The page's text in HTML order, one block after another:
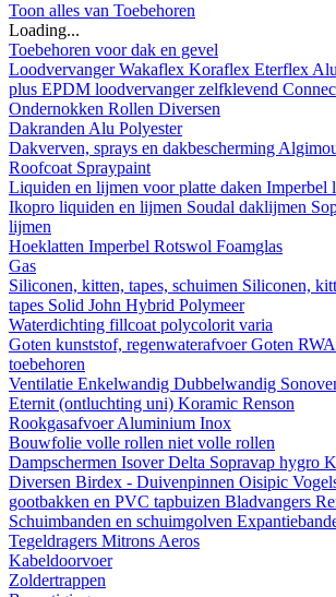
Toon alles van Toebehoren
Loading...
Toebehoren voor dak en gevel
LoodvervangerWakaflex Koraflex Eterflex
plus EPDM loodvervanger zelfklevend
Ondernokken Rollen Diversen
Dakranden Alu Polyester
Dakverven, sprays en dakbescherming
Roofcoat Spraypaint
Liquiden en lijmen voor platte daken Imperbel
Ikopro liquiden en lijmen Soudal daklijmen
lijmen
Hoeklatten Imperbel Rotswol Foamglas
Gas
Siliconen, kitten, tapes, schuimen Siliconen,
tapes Solid John Hybrid Polymeer
Waterdichting fillcoat polycolorit varia
Goten kunststof, regenwaterafvoerGoten RWA
toebehoren
Ventilatie Enkelwandig Dubbelwandig
Eternit (ontluchting uni) Koramic Renson
RookgasafvoerAluminium Inox
Bouwfolie volle rollen niet volle rollen
Dampschermen IsoverDelta Sopravap hygro
Diversen Birdex - Duivenpinnen Oisipic
gootbakken en PVC tapbuizen Bladvangers
Schuimbanden en schuimgolven
Tegeldragers Mitrons Aeros
Kabeldoorvoer
Zoldertrappen